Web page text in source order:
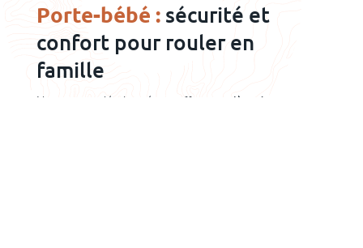
Porte-bébé : sécurité et
confort pour rouler en
famille
Nous avons développé une
offre complète de porte-